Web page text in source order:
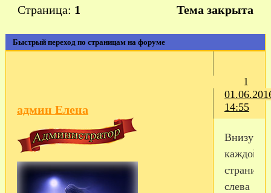
Быстрый переход по страницам на форуме
Страница: 1 Тема закрыта
1
14:55
админ Елена
Внизу
каждой
слева